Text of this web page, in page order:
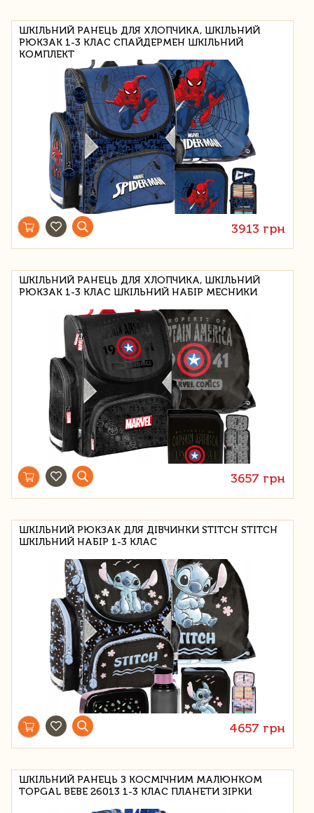
ШКІЛЬНИЙ РАНЕЦЬ ДЛЯ ХЛОПЧИКА, ШКІЛЬНИЙ
РЮКЗАК 1-3 КЛАС СПАЙДЕРМЕН ШКІЛЬНИЙ
КОМПЛЕКТ
3913 грн
ШКІЛЬНИЙ РАНЕЦЬ ДЛЯ ХЛОПЧИКА, ШКІЛЬНИЙ
РЮКЗАК 1-3 КЛАС ШКІЛЬНИЙ НАБІР МЕСНИКИ
3657 грн
ШКІЛЬНИЙ РЮКЗАК ДЛЯ ДІВЧИНКИ STITCH STITCH
ШКІЛЬНИЙ НАБІР 1-3 КЛАС
4657 грн
ШКІЛЬНИЙ РАНЕЦЬ З КОСМІЧНИМ МАЛЮНКОМ
TOPGAL BEBE 26013 1-3 КЛАС ПЛАНЕТИ ЗІРКИ